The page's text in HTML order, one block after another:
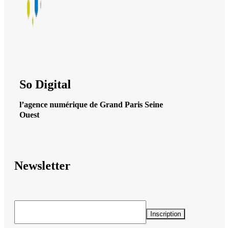
So Digital
l’agence numérique de Grand Paris Seine
Ouest
Newsletter